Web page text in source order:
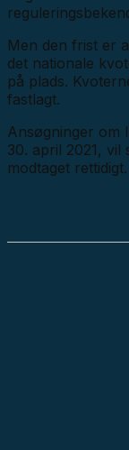
Men den frist er
det nationale
på plads.
fastlagt.
Ansøgninger om
30. april 2021, vil
modtaget rettidigt.